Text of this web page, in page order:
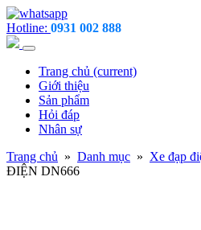
Hotline: 0931 002 888
Trang chủ (current)
Giới thiệu
Sản phẩm
Hỏi đáp
Nhân sự
Trang chủ » Danh mục » Xe đạp
ĐIỆN DN666